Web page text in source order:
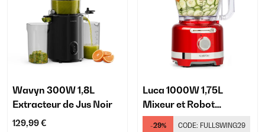
Wavyn 300W 1,8L
Extracteur de Jus Noir
129,99 €
Luca 1000W 1,75L
Mixeur et Robot
Ménager Rouge
-29% CODE: FULLSWING29